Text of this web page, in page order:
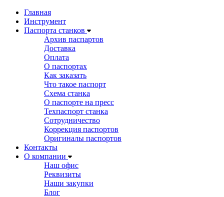
Главная
Инструмент
Паспорта станков
Архив паспартов
Доставка
Оплата
О паспортах
Как заказать
Что такое паспорт
Схема станка
О паспорте на пресс
Техпаспорт станка
Сотрудничество
Коррекция паспортов
Оригиналы паспортов
Контакты
О компании
Наш офис
Реквизиты
Наши закупки
Блог